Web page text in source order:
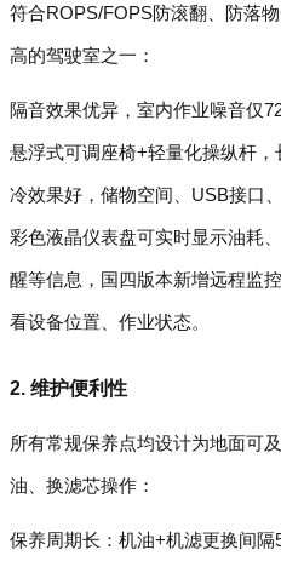
符合ROPS/FOPS防滚翻、防落
高的驾驶室之一：
隔音效果优异，室内作业噪音仅
悬浮式可调座椅+轻量化操纵杆
冷效果好，储物空间、USB接口
彩色液晶仪表盘可实时显示油耗
醒等信息，国四版本新增远程监
看设备位置、作业状态。
2. 维护便利性
所有常规保养点均设计为地面可
油、换滤芯操作：
保养周期长：机油+机滤更换间